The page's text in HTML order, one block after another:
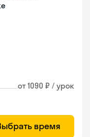
от 1090 ₽ / урок
время